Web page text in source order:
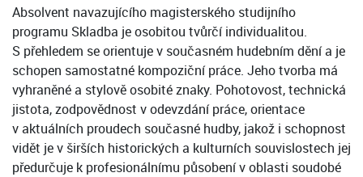
Absolvent navazujícího magisterského studijního
programu Skladba je osobitou tvůrčí individualitou.
S přehledem se orientuje v současném hudebním dění a je
schopen samostatné kompoziční práce. Jeho tvorba má
vyhraněné a stylově osobité znaky. Pohotovost, technická
jistota, zodpovědnost v odevzdání práce, orientace
v aktuálních proudech současné hudby, jakož i schopnost
vidět je v širších historických a kulturních souvislostech jej
předurčuje k profesionálnímu působení v oblasti soudobé